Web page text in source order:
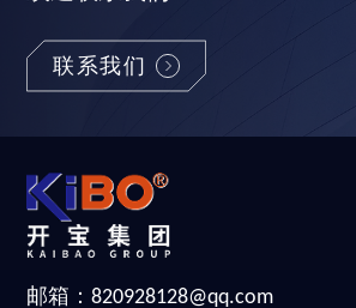
联系我们
邮箱：820928128@qq.com